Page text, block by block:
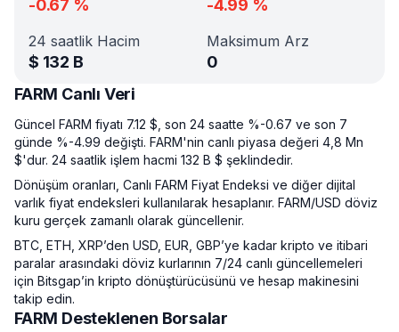
-0.67 % -4.99 %
24 saatlik Hacim
$ 132 B
Maksimum Arz
0
FARM Canlı Veri
Güncel FARM fiyatı 7.12 $, son 24 saatte %-0.67 ve son 7
günde %-4.99 değişti. FARM'nin canlı piyasa değeri 4,8 Mn
$'dur. 24 saatlik işlem hacmi 132 B $ şeklindedir.
Dönüşüm oranları, Canlı FARM Fiyat Endeksi ve diğer dijital
varlık fiyat endeksleri kullanılarak hesaplanır. FARM/USD döviz
kuru gerçek zamanlı olarak güncellenir.
BTC, ETH, XRP’den USD, EUR, GBP’ye kadar kripto ve itibari
paralar arasındaki döviz kurlarının 7/24 canlı güncellemeleri
için Bitsgap’in kripto dönüştürücüsünü ve hesap makinesini
takip edin.
FARM Desteklenen Borsalar